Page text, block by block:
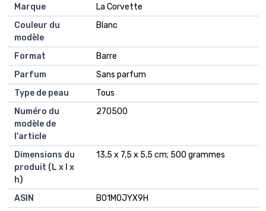
Marque
‎La Corvette
Couleur du
modèle
‎Blanc
Format
‎Barre
Parfum
‎Sans parfum
Type de peau
‎Tous
Numéro du
modèle de
l'article
‎270500
Dimensions du
produit (L x l x
h)
‎13,5 x 7,5 x 5,5 cm; 500 grammes
ASIN
‎B01M0JYX9H